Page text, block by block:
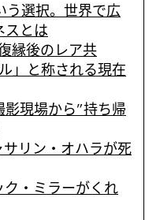
選択。世界で広
スとは
縁後のレア共
」と称される現在
現場から”持ち帰
リン・オハラが死
・ミラーがくれ